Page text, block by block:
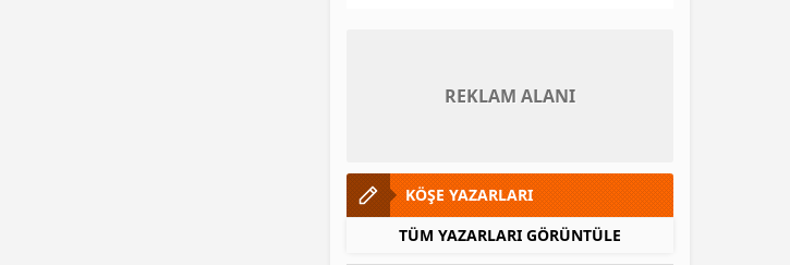
REKLAM ALANI
KÖŞE YAZARLARI
TÜM YAZARLARI GÖRÜNTÜLE